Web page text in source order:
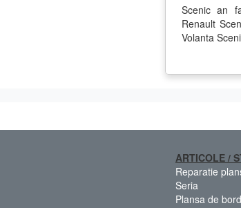
Scenic an
Renault
Volanta
ARTICOLE /
Reparatie
Seria
Plansa de